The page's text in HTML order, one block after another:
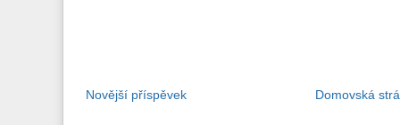
Novější příspěvek Domovská